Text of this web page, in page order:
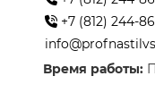
+7 (812) 244-
Время работы: